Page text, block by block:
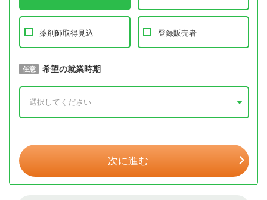
薬剤師取得見込 登録販売者
必須 取得予定年
任意 希望の就業時期
次に進む